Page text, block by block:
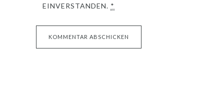
EINVERSTANDEN. *